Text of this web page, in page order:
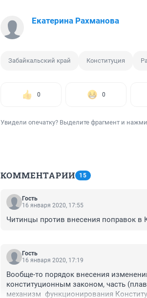
Екатерина Рахманова
Забайкальский край Конституция
0 0
Увидели опечатку? Выделите фрагмент и
КОММЕНТАРИИ 15
Гость
16 января 2020, 17:55
Читинцы против внесения поправок в
Гость
16 января 2020, 17:19
Вообще-то порядок внесения
конституционным законом, часть
механизм  функционирования